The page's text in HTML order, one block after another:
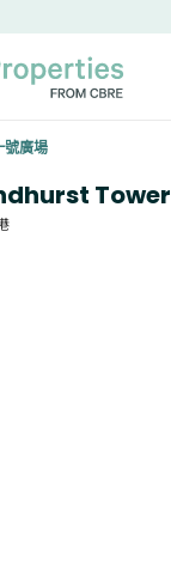
號廣場
Tower